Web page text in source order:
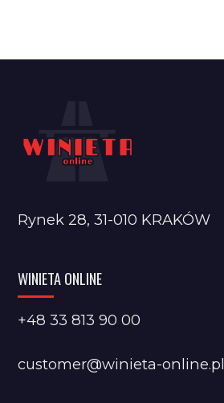
Rynek 28, 31-010 KRAKÓW
WINIETA ONLINE
+48 33 813 90 00
customer@winieta-online.pl